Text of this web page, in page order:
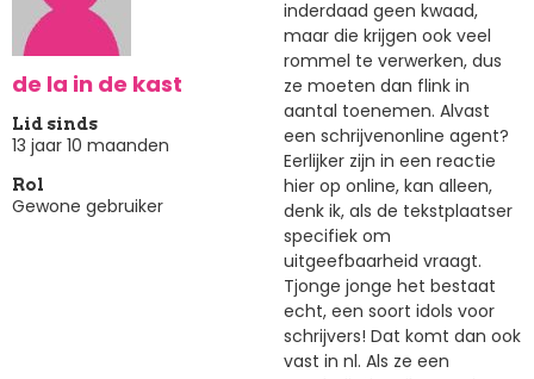
de la in de kast
Lid sinds
13 jaar 10 maanden
Rol
Gewone gebruiker
inderdaad geen kwaad,
maar die krijgen ook veel
rommel te verwerken, dus
ze moeten dan flink in
aantal toenemen. Alvast
een schrijvenonline agent?
Eerlijker zijn in een reactie
hier op online, kan alleen,
denk ik, als de tekstplaatser
specifiek om
uitgeefbaarheid vraagt.
Tjonge jonge het bestaat
echt, een soort idols voor
schrijvers! Dat komt dan ook
vast in nl. Als ze een